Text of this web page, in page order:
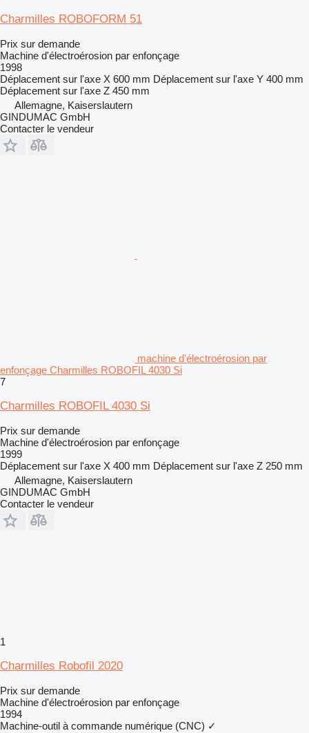
Charmilles ROBOFORM 51
Prix sur demande
Machine d'électroérosion par enfonçage
1998
Déplacement sur l'axe X 600 mm Déplacement sur l'axe Y 400 mm
Déplacement sur l'axe Z 450 mm
Allemagne, Kaiserslautern
GINDUMAC GmbH
Contacter le vendeur
machine d'électroérosion par
enfonçage Charmilles ROBOFIL 4030 Si
7
Charmilles ROBOFIL 4030 Si
Prix sur demande
Machine d'électroérosion par enfonçage
1999
Déplacement sur l'axe X 400 mm Déplacement sur l'axe Z 250 mm
Allemagne, Kaiserslautern
GINDUMAC GmbH
Contacter le vendeur
1
Charmilles Robofil 2020
Prix sur demande
Machine d'électroérosion par enfonçage
1994
Machine-outil à commande numérique (CNC) ✓